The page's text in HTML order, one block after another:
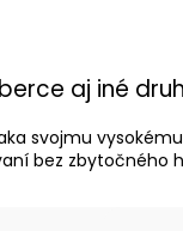
aj iné
svojmu
bez zbytočného